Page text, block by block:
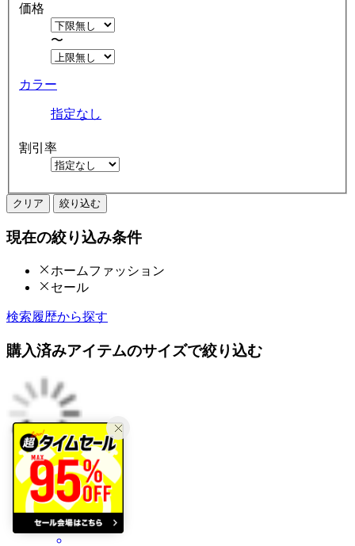
価格
〜
カラー
指定なし
割引率
クリア 絞り込む
現在の絞り込み条件
ホームファッション
セール
検索履歴から探す
購入済みアイテムのサイズで絞り込む
61%
15